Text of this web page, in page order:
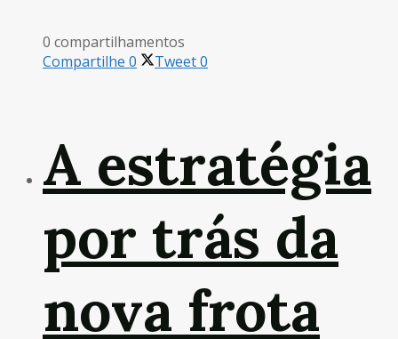
0 compartilhamentos
Compartilhe 0 Tweet0
A estratégia
por trás da
nova frota